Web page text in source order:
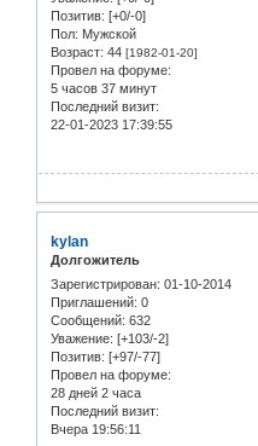
Позитив: [+0/-0]
Пол: Мужской
Возраст: 44 [1982-01-20]
Провел на форуме:
5 часов 37 минут
Последний визит:
22-01-2023 17:39:55
kylan
Долгожитель
Зарегистрирован: 01-10-2014
Приглашений: 0
Сообщений: 632
Уважение: [+103/-2]
Позитив: [+97/-77]
Провел на форуме:
28 дней 2 часа
Последний визит:
Вчера 19:56:11